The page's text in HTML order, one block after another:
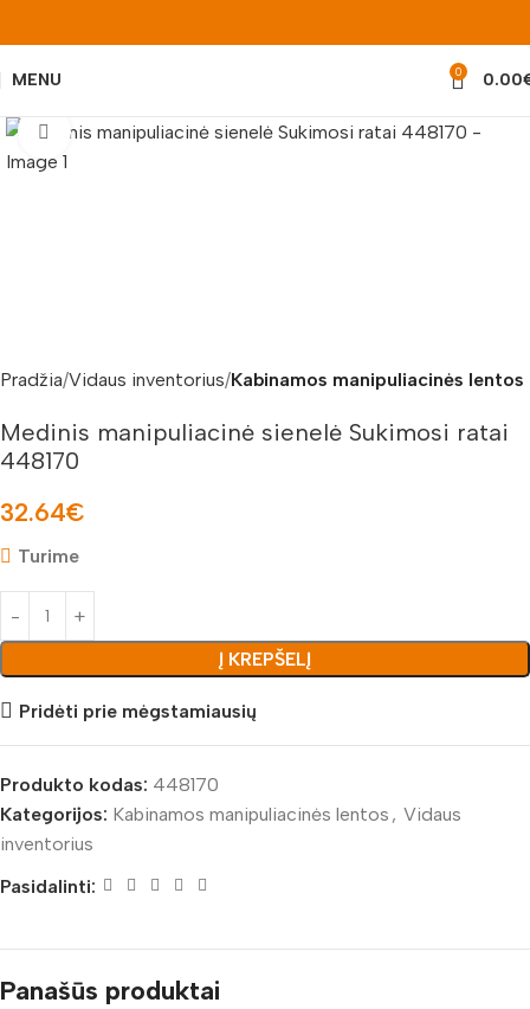
MENU 0 0.00
Padidinti nuotrauką
Pradžia Vidaus inventorius Kabinamos manipuliacinės lentos
Medinis manipuliacinė sienelė Sukimosi ratai
448170
32.64€
Turime
Į KREPŠELĮ
Pridėti prie mėgstamiausių
Produkto kodas: 448170
Kategorijos: Kabinamos manipuliacinės lentos , Vidaus
inventorius
Pasidalinti:
Panašūs produktai